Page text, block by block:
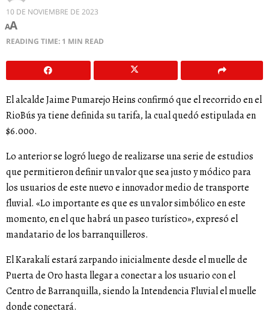
10 DE NOVIEMBRE DE 2023
AA
READING TIME: 1 MIN READ
El alcalde Jaime Pumarejo Heins confirmó que el recorrido en el
RioBús ya tiene definida su tarifa, la cual quedó estipulada en
$6.000.
Lo anterior se logró luego de realizarse una serie de estudios
que permitieron definir un valor que sea justo y módico para
los usuarios de este nuevo e innovador medio de transporte
fluvial. «Lo importante es que es un valor simbólico en este
momento, en el que habrá un paseo turístico», expresó el
mandatario de los barranquilleros.
El Karakalí estará zarpando inicialmente desde el muelle de
Puerta de Oro hasta llegar a conectar a los usuario con el
Centro de Barranquilla, siendo la Intendencia Fluvial el muelle
donde conectará.